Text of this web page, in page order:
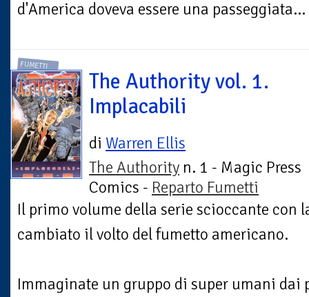
d'America doveva essere una
FUMETTI
The Authority vol. 1.
Implacabili
di Warren Ellis
The Authority n. 1 - Magic Press
Comics - Reparto Fumetti
Il primo volume della serie scioccante con
cambiato il volto del fumetto americano.
Immaginate un gruppo di super umani dai